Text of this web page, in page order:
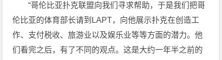
“哥伦比亚扑克联盟向我们寻求帮助，于是我们把哥
伦比亚的体育部长请到LAPT，向他展示扑克在创造工
作、支付税收、旅游业以及娱乐业等等方面的潜力。他
们看完之后，有了不同的观点。这是大约一年半之前的